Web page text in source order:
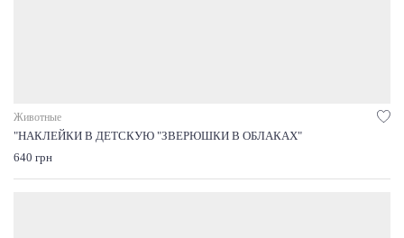
Животные
"НАКЛЕЙКИ В ДЕТСКУЮ "ЗВЕРЮШКИ В ОБЛАКАХ"
640 грн